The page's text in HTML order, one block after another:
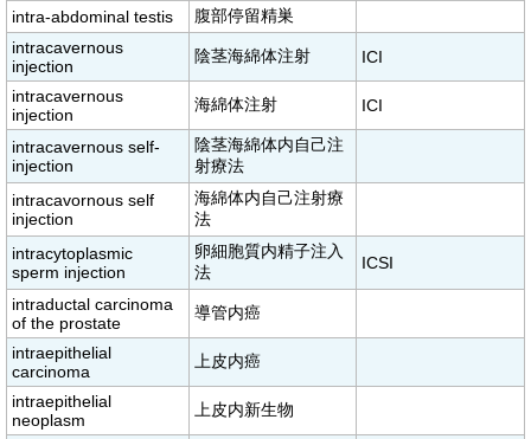
intra-abdominal testis
腹部停留精巣
intracavernous
injection
陰茎海綿体注射 ICI
intracavernous
injection
海綿体注射 ICI
intracavernous self-
injection
陰茎海綿体内自己注
射療法
intracavornous self
injection
海綿体内自己注射療
法
intracytoplasmic
sperm injection
卵細胞質内精子注入
法
ICSI
intraductal carcinoma
of the prostate
導管内癌
intraepithelial
carcinoma
上皮内癌
intraepithelial
neoplasm
上皮内新生物